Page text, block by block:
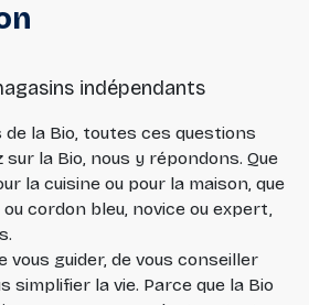
indépendants
la Bio, toutes ces questions
sur la Bio, nous y répondons. Que
la cuisine ou pour la maison, que
cordon bleu, novice ou expert,
vous guider, de vous conseiller
simplifier la vie. Parce que la Bio